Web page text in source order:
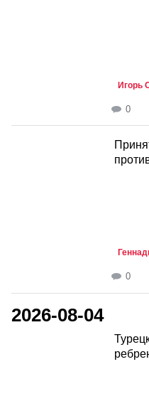
Игорь
0
0
2026-08-04